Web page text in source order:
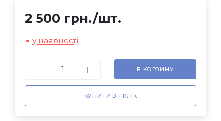
2 500 грн./шт.
у наявності
В КОРЗИНУ
КУПИТИ В 1 КЛІК